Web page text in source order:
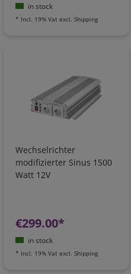
in stock
* Incl. 19% Vat excl. Shipping
Wechselrichter
modifizierter Sinus 1500
Watt 12V
€299.00*
in stock
* Incl. 19% Vat excl. Shipping